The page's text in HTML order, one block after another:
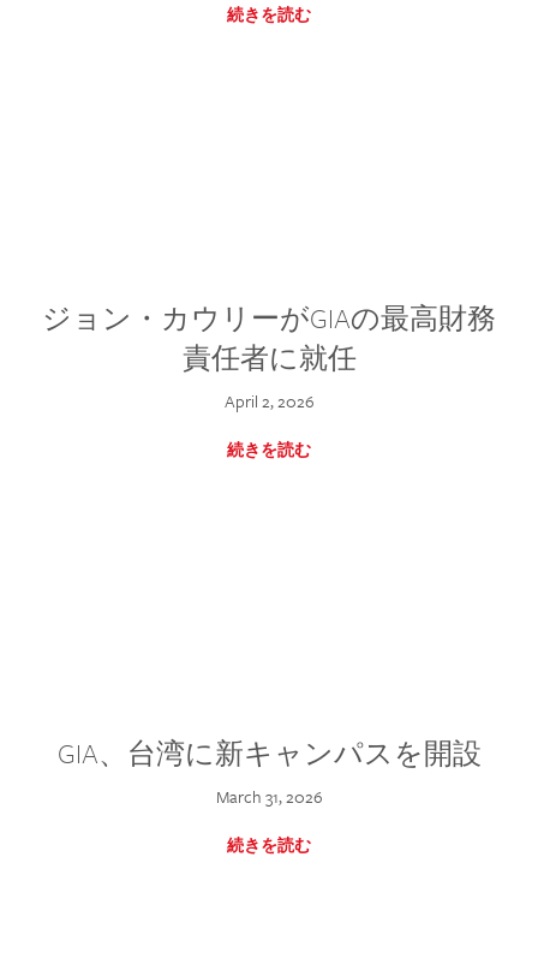
続きを読む
ジョン・カウリーがGIAの最高財務
責任者に就任
April 2, 2026
続きを読む
GIA、台湾に新キャンパスを開設
March 31, 2026
続きを読む